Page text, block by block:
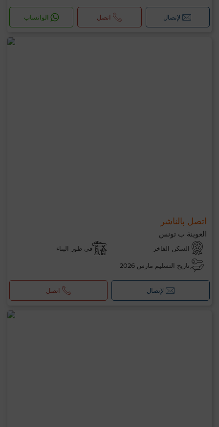
لإتصال اتصل الواتساب
اتصل بالناشر
العوينة ب تونس
السكن الفاخر في طور البناء
تاريخ التسليم مارس 2026
لإتصال اتصل